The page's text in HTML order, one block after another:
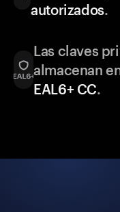
autorizados.
Las claves
almacenan
EAL6+ CC.